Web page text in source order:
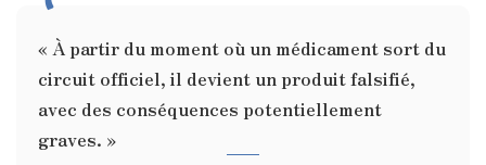
« À partir du moment où un médicament sort du
circuit officiel, il devient un produit falsifié,
avec des conséquences potentiellement
graves. »